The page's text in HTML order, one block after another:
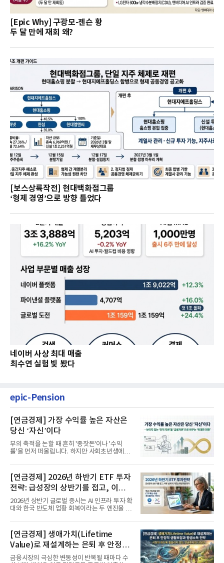
[Epic Why] 구광모-젠슨 황
두 달 만에 재회 왜?
[보스상륙작전] 현대백화점그룹
‘형제 경영’으로 방향 틀었다
네이버 사상 최대 매출
최수연 실험 빛 봤다
epic-Pension
[연금경제] 가장 수익률 높은 자산은
당신 ‘자신’이다
부의 축적을 논할 때 흔히 '종잣돈'이나 '수익
률'을 먼저 떠올립니다. 하지만 사회초년생에게
[연금경제] 2026년 하반기 ETF 투자
전략: 급성장의 상반기를 접고, 이제
'실적'이 가르는 하반기를 맞다
2026년 상반기 글로벌 증시는 AI 인프라 투자 확
대와 한국 반도체 업황 회복이라는 두 엔진을 달
[연금경제] 생애가치(Lifetime
Value)로 재설계하는 은퇴 후 안정적
생활보장과 평생소득 전략
금융시장의 극심한 변동성이 반복될 때마다 수